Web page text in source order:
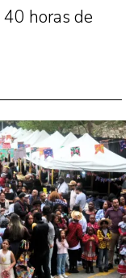
horas de